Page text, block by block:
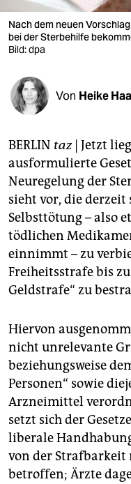
verlag
veranstaltungen
fragen & hilfe
abo
genossenschaft
epaper login
Nach dem neuen
bei der Sterbehilfe
Bild: dpa
Von Heike
BERLIN taz | Jetzt
ausformulierte
Neuregelung der
sieht vor, die
Selbsttötung – also
tödlichen
einnimmt – zu
Freiheitsstrafe bis
Geldstrafe“ zu
Hiervon
nicht unrelevante
beziehungsweise
Personen“ sowie
Arzneimittel
setzt sich der
liberale
von der Strafbarkeit
betroffen; Ärzte